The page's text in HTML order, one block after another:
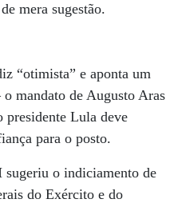
mera sugestão.
“otimista” e aponta um
mandato de Augusto Aras
presidente Lula deve
para o posto.
sugeriu o indiciamento de
do Exército e do